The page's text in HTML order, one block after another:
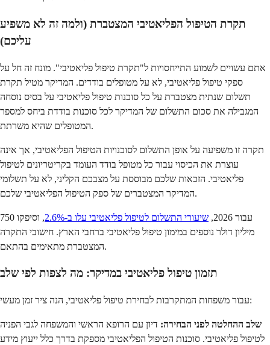
תקרת הטיפול הפליאטיבי המצטברת (ולמה זה לא משפיע
עליכם)
אתם עשויים לשמוע התייחסויות ל"תקרת טיפול פליאטיבי". מונח זה חל על
ספקי טיפול פליאטיבי, לא על מטופלים בודדים. המדיקר מטיל תקרת
תשלום שנתית מצטברת על כל סוכנות טיפול פליאטיבי על בסיס נוסחה
המגבילה את סכום התשלום של המדיקר לכל סוכנות בודדת ביחס למספר
המטופלים שהיא משרתת.
תקרה זו משפיעה על אופן התשלום לסוכנויות הטיפול הפליאטיבי, אך אינה
עוצרת את הכיסוי עבור כל מטופל בודד העומד בקריטריונים לטיפול
פליאטיבי. הזכאות שלכם מבוססת על מצבכם הקליני, לא על תשלומי
המדיקר המצטברים של ספק הטיפול הפליאטיבי שלכם.
עבור 2026, שיעורי התשלום לטיפול פליאטיבי עלו ב-2.6%
, וסיפקו 750
מיליון דולר נוספים במימון טיפול פליאטיבי ברחבי הארץ. חישובי התקרה
המצטברת מתאימים בהתאם.
תזמון טיפול פליאטיבי במדיקר: מה לצפות לפי שלב
עבור משפחות המתקרבות לבחירת טיפול פליאטיבי, הנה ציר זמן מעשי:
שלב ההחלטה לפני הבחירה: דיון עם הרופא הראשי והמשפחה לגבי הפניה
לטיפול פליאטיבי. סוכנות הטיפול הפליאטיבי מספקת בדרך כלל ייעוץ מידע